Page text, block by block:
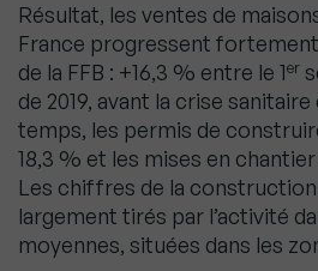
Résultat, les ventes de
France progressent
de la FFB : +16,3 % entre le 1er
de 2019, avant la crise
temps, les permis de
18,3 % et les mises en
Les chiffres de la
largement tirés par l’activité
moyennes, situées dans les